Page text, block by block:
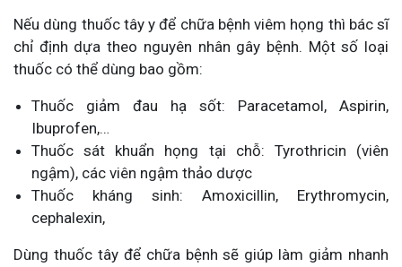
Nếu dùng thuốc tây y để chữa bệnh viêm họng thì bác sĩ
chỉ định dựa theo nguyên nhân gây bệnh. Một số loại
thuốc có thể dùng bao gồm:
Thuốc giảm đau hạ sốt: Paracetamol, Aspirin,
Ibuprofen,…
Thuốc sát khuẩn họng tại chỗ: Tyrothricin (viên
ngậm), các viên ngậm thảo dược
Thuốc kháng sinh: Amoxicillin, Erythromycin,
cephalexin,
Dùng thuốc tây để chữa bệnh sẽ giúp làm giảm nhanh